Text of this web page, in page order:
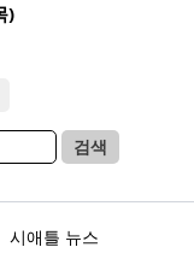
)
검색
시애틀 뉴스